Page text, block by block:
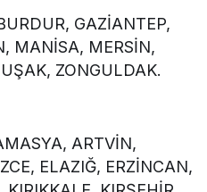
GAZİANTEP,
MANİSA, MERSİN,
ZONGULDAK.
ARTVİN,
ELAZIĞ, ERZİNCAN,